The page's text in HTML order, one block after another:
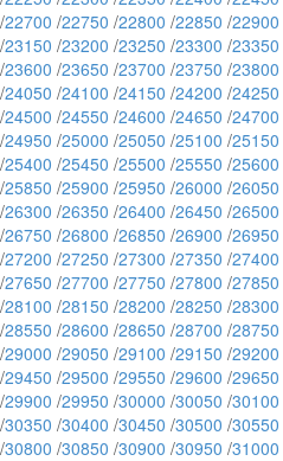
/22700 /22750 /22800 /22850 /22900
/23150 /23200 /23250 /23300 /23350
/23600 /23650 /23700 /23750 /23800
/24050 /24100 /24150 /24200 /24250
/24500 /24550 /24600 /24650 /24700
/24950 /25000 /25050 /25100 /25150
/25400 /25450 /25500 /25550 /25600
/25850 /25900 /25950 /26000 /26050
/26300 /26350 /26400 /26450 /26500
/26750 /26800 /26850 /26900 /26950
/27200 /27250 /27300 /27350 /27400
/27650 /27700 /27750 /27800 /27850
/28100 /28150 /28200 /28250 /28300
/28550 /28600 /28650 /28700 /28750
/29000 /29050 /29100 /29150 /29200
/29450 /29500 /29550 /29600 /29650
/29900 /29950 /30000 /30050 /30100
/30350 /30400 /30450 /30500 /30550
/30800 /30850 /30900 /30950 /31000